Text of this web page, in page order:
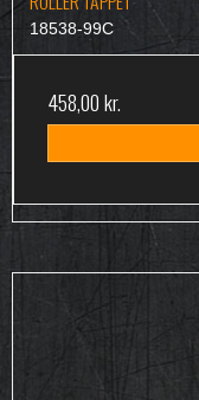
18538-99C
458,00 kr.